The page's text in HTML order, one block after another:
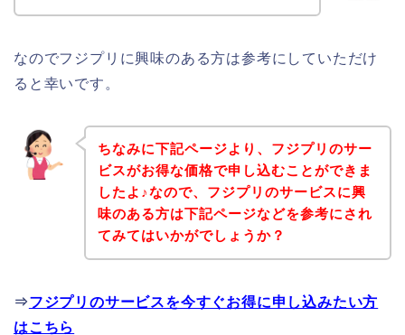
なのでフジプリに興味のある方は参考にしていただけ
ると幸いです。
ちなみに下記ページより、フジプリのサー
ビスがお得な価格で申し込むことができま
したよ♪なので、フジプリのサービスに興
味のある方は下記ページなどを参考にされ
てみてはいかがでしょうか？
⇒フジプリのサービスを今すぐお得に申し込みたい方
はこちら